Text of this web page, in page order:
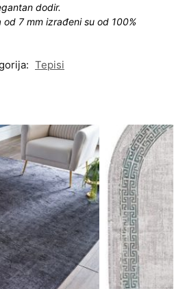
dodir.
od 7 mm izrađeni su od 100%
Tepisi